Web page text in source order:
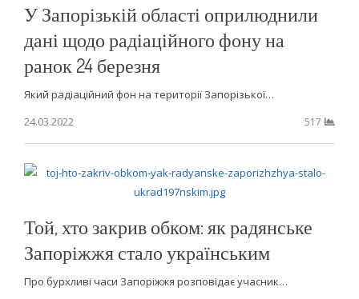
У Запорізькій області оприлюднили
дані щодо радіаційного фону на
ранок 24 березня
Який радіаційний фон на території Запорізької…
24.03.2022
517
Той, хто закрив обком: як радянське
Запоріжжя стало українським
Про бурхливі часи Запоріжжя розповідає учасник…